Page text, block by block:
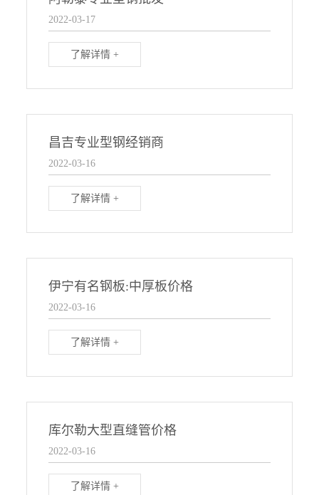
2022-03-17
了解详情 +
昌吉专业型钢经销商
2022-03-16
了解详情 +
伊宁有名钢板:中厚板价格
2022-03-16
了解详情 +
库尔勒大型直缝管价格
2022-03-16
了解详情 +